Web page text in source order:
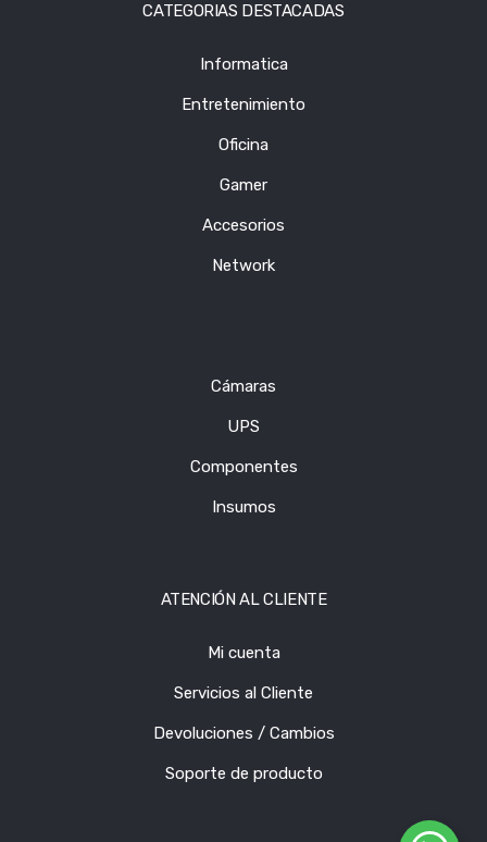
CATEGORIAS DESTACADAS
Informatica
Entretenimiento
Oficina
Gamer
Accesorios
Network
Cámaras
UPS
Componentes
Insumos
ATENCIÓN AL CLIENTE
Mi cuenta
Servicios al Cliente
Devoluciones / Cambios
Soporte de producto